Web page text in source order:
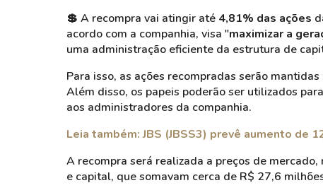
💲 A recompra vai atingir até 4,81% das ações
acordo com a companhia, visa "maximizar a
uma administração eficiente da estrutura de
Para isso, as ações recompradas serão
Além disso, os papeis poderão ser utilizados
aos administradores da companhia.
Leia também: JBS (JBSS3) prevê aumento de
A recompra será realizada a preços de
e capital, que somavam cerca de R$ 27,6